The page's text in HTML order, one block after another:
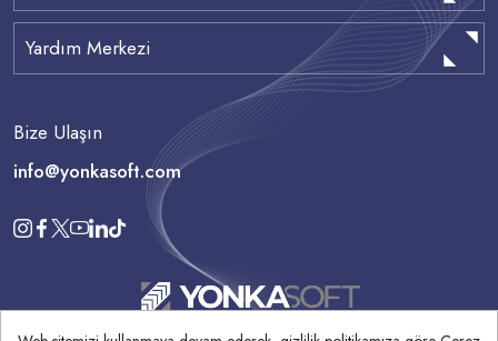
Yardım Merkezi
Bize Ulaşın
info@yonkasoft.com